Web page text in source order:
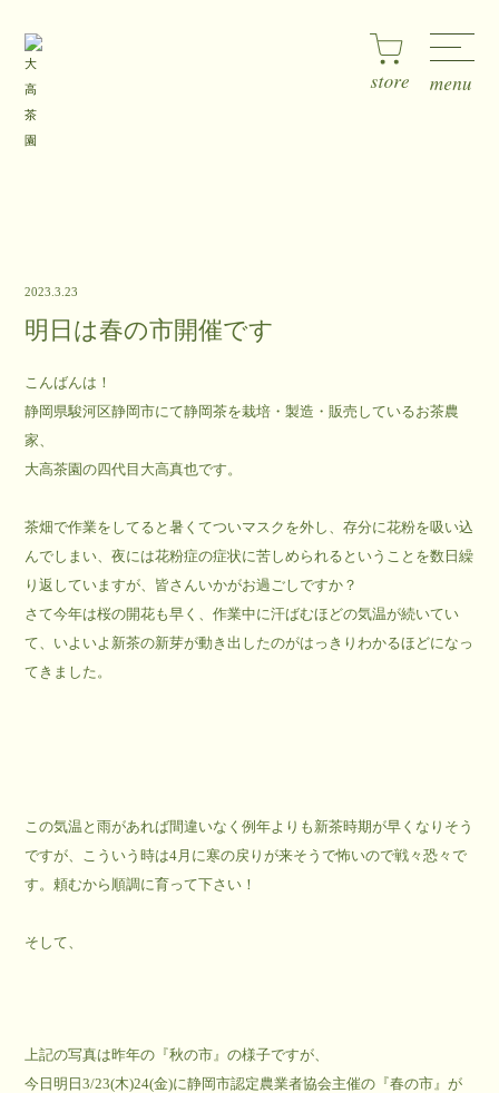
2023.3.23
明日は春の市開催です
こんばんは！
静岡県駿河区静岡市にて静岡茶を栽培・製造・販売しているお茶農
家、
大高茶園の四代目大高真也です。
茶畑で作業をしてると暑くてついマスクを外し、存分に花粉を吸い込
んでしまい、夜には花粉症の症状に苦しめられるということを数日繰
り返していますが、皆さんいかがお過ごしですか？
さて今年は桜の開花も早く、作業中に汗ばむほどの気温が続いてい
て、いよいよ新茶の新芽が動き出したのがはっきりわかるほどになっ
てきました。
この気温と雨があれば間違いなく例年よりも新茶時期が早くなりそう
ですが、こういう時は4月に寒の戻りが来そうで怖いので戦々恐々で
す。頼むから順調に育って下さい！
そして、
上記の写真は昨年の『秋の市』の様子ですが、
今日明日3/23(木)24(金)に静岡市認定農業者協会主催の『春の市』が